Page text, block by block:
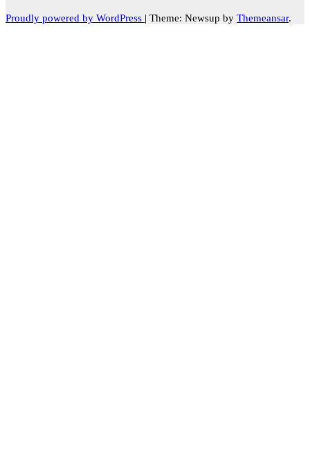
Proudly powered by WordPress | Theme: Newsup by Themeansar.